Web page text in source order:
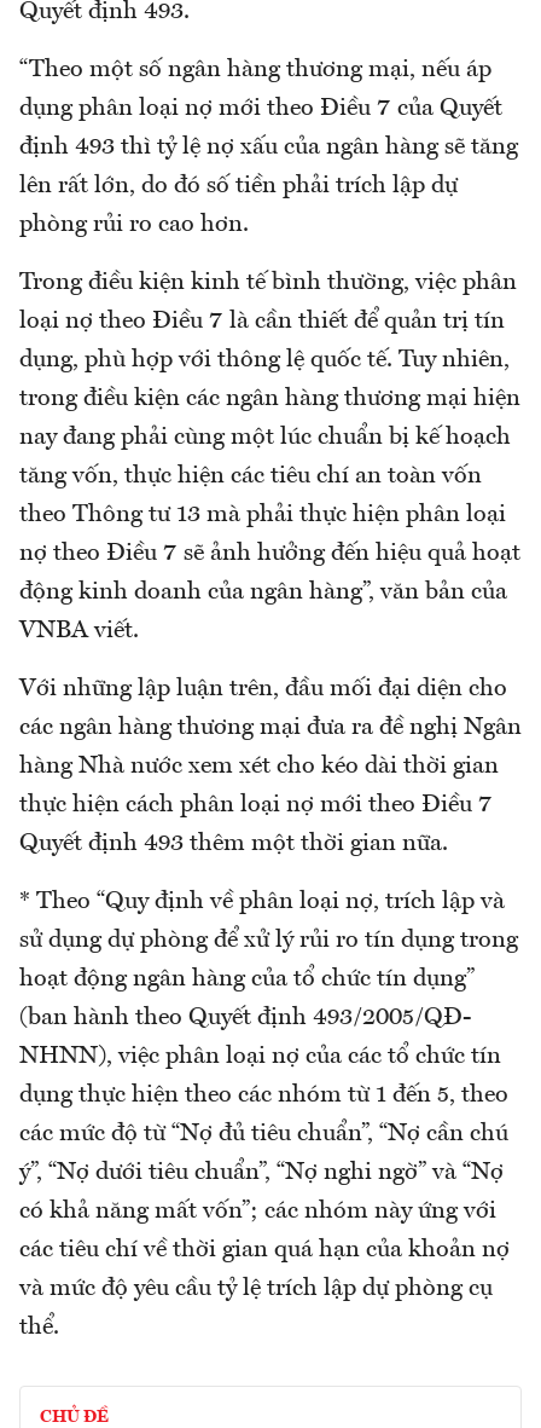
Quyết định 493.
“Theo một số ngân hàng thương mại, nếu áp
dụng phân loại nợ mới theo Điều 7 của Quyết
định 493 thì tỷ lệ nợ xấu của ngân hàng sẽ tăng
lên rất lớn, do đó số tiền phải trích lập dự
phòng rủi ro cao hơn.
Trong điều kiện kinh tế bình thường, việc phân
loại nợ theo Điều 7 là cần thiết để quản trị tín
dụng, phù hợp với thông lệ quốc tế. Tuy nhiên,
trong điều kiện các ngân hàng thương mại hiện
nay đang phải cùng một lúc chuẩn bị kế hoạch
tăng vốn, thực hiện các tiêu chí an toàn vốn
theo Thông tư 13 mà phải thực hiện phân loại
nợ theo Điều 7 sẽ ảnh hưởng đến hiệu quả hoạt
động kinh doanh của ngân hàng”, văn bản của
VNBA viết.
Với những lập luận trên, đầu mối đại diện cho
các ngân hàng thương mại đưa ra đề nghị Ngân
hàng Nhà nước xem xét cho kéo dài thời gian
thực hiện cách phân loại nợ mới theo Điều 7
Quyết định 493 thêm một thời gian nữa.
* Theo “Quy định về phân loại nợ, trích lập và
sử dụng dự phòng để xử lý rủi ro tín dụng trong
hoạt động ngân hàng của tổ chức tín dụng”
(ban hành theo Quyết định 493/2005/QĐ-
NHNN), việc phân loại nợ của các tổ chức tín
dụng thực hiện theo các nhóm từ 1 đến 5, theo
các mức độ từ “Nợ đủ tiêu chuẩn”, “Nợ cần chú
ý”, “Nợ dưới tiêu chuẩn”, “Nợ nghi ngờ” và “Nợ
có khả năng mất vốn”; các nhóm này ứng với
các tiêu chí về thời gian quá hạn của khoản nợ
và mức độ yêu cầu tỷ lệ trích lập dự phòng cụ
thể.
CHỦ ĐỀ